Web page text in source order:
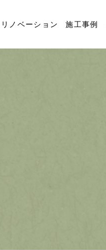
ノベーション 施工事例